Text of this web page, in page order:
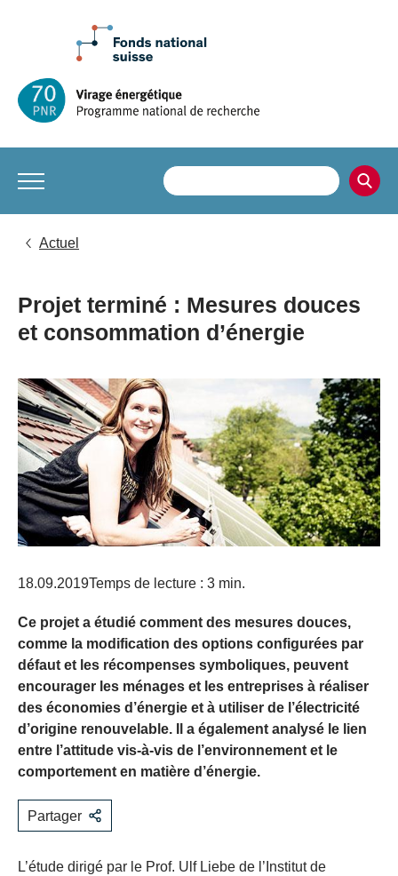
Actuel
Projet terminé : Mesures douces
et consommation d’énergie
18.09.2019Temps de lecture : 3 min.
Ce projet a étudié comment des mesures douces,
comme la modification des options configurées par
défaut et les récompenses symboliques, peuvent
encourager les ménages et les entreprises à réaliser
des économies d’énergie et à utiliser de l’électricité
d’origine renouvelable. Il a également analysé le lien
entre l’attitude vis-à-vis de l’environnement et le
comportement en matière d’énergie.
Partager
L’étude dirigé par le Prof. Ulf Liebe de l’Institut de